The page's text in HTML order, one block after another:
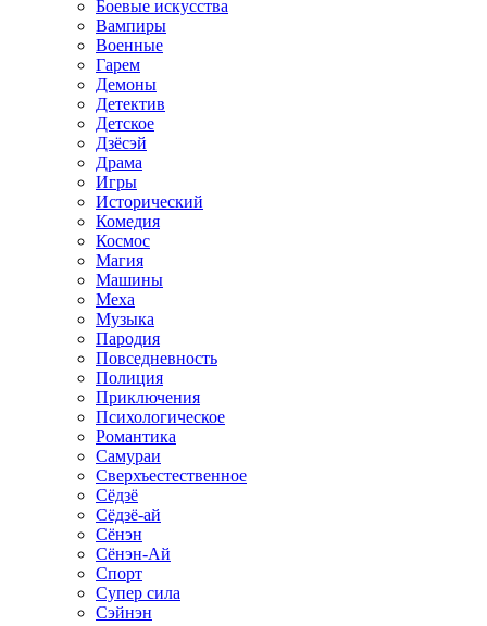
Боевые искусства
Вампиры
Военные
Гарем
Демоны
Детектив
Детское
Дзёсэй
Драма
Игры
Исторический
Комедия
Космос
Магия
Машины
Меха
Музыка
Пародия
Повседневность
Полиция
Приключения
Психологическое
Романтика
Самураи
Сверхъестественное
Сёдзё
Сёдзё-ай
Сёнэн
Сёнэн-Ай
Спорт
Супер сила
Сэйнэн